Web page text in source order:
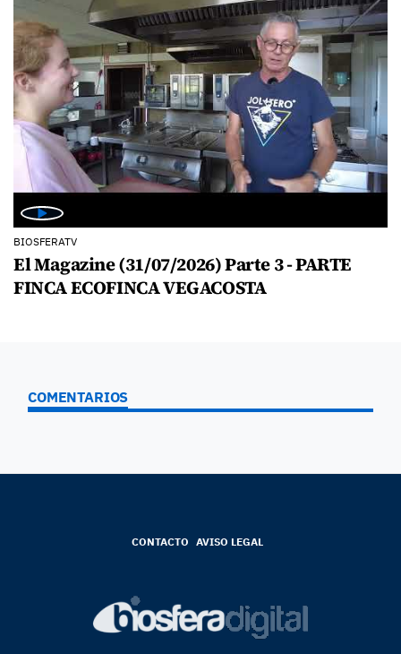
BIOSFERATV
El Magazine (31/07/2026) Parte 3 - PARTE
FINCA ECOFINCA VEGACOSTA
COMENTARIOS
CONTACTO AVISO LEGAL